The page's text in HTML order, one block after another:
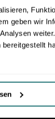
geben wir